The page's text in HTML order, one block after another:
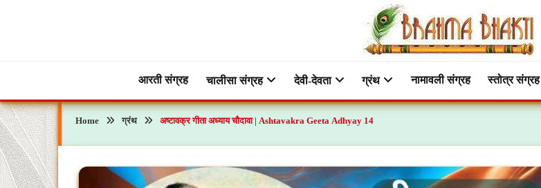
ब्रह्मभक्तीआरती संग्रह
चालीसा संग्रह देवी-देवता ग्रंथ नामावली संग्रह स्तोत्र संग्रह
Home ग्रंथ अष्टावक्र गीता अध्याय चौदावा | Ashtavakra Geeta Adhyay 14